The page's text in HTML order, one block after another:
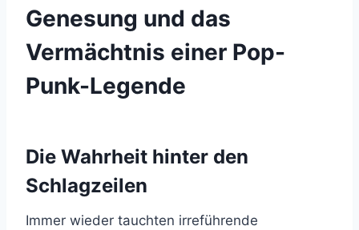
Genesung und das
Vermächtnis einer Pop-
Punk-Legende
Die Wahrheit hinter den
Schlagzeilen
Immer wieder tauchten irreführende